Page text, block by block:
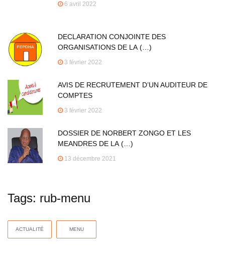
6 avril 2022
DECLARATION CONJOINTE DES
ORGANISATIONS DE LA (…)
3 février 2022
AVIS DE RECRUTEMENT D’UN AUDITEUR DE
COMPTES
3 février 2022
DOSSIER DE NORBERT ZONGO ET LES
MEANDRES DE LA (…)
13 décembre 2021
Tags: rub-menu
ACTUALITÉ MENU